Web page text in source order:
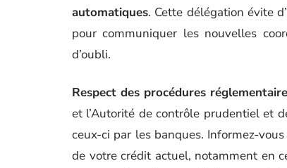
automatiques. Cette délégation évite
pour communiquer les nouvelles
d’oubli.
Respect des procédures
et l’Autorité de contrôle prudentiel et
ceux-ci par les banques. Informez-
de votre crédit actuel, notamment en